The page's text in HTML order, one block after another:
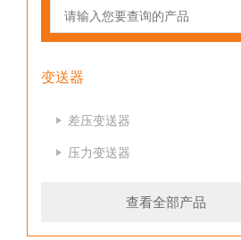
变送器
差压变送器
压力变送器
查看全部产品